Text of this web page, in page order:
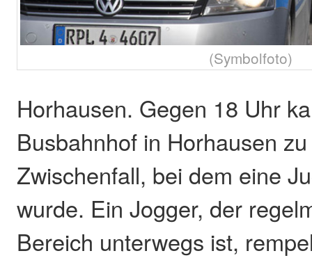
(Symbolfoto)
Horhausen. Gegen 18 Uhr
Busbahnhof in Horhausen
Zwischenfall, bei dem eine
wurde. Ein Jogger, der
Bereich unterwegs ist,